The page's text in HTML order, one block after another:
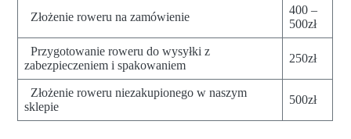
Złożenie roweru na zamówienie
400 –
500zł
Przygotowanie roweru do wysyłki z
zabezpieczeniem i spakowaniem
250zł
Złożenie roweru niezakupionego w naszym
sklepie
500zł